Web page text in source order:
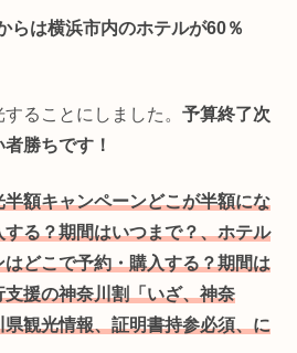
らは横浜市内のホテルが60％
ることにしました。 予算終了次
勝ちです！
額キャンペーンどこが半額にな
る？期間はいつまで？、ホテル
どこで予約・購入する？期間は
援の神奈川割「いざ、神奈
観光情報、証明書持参必須、に